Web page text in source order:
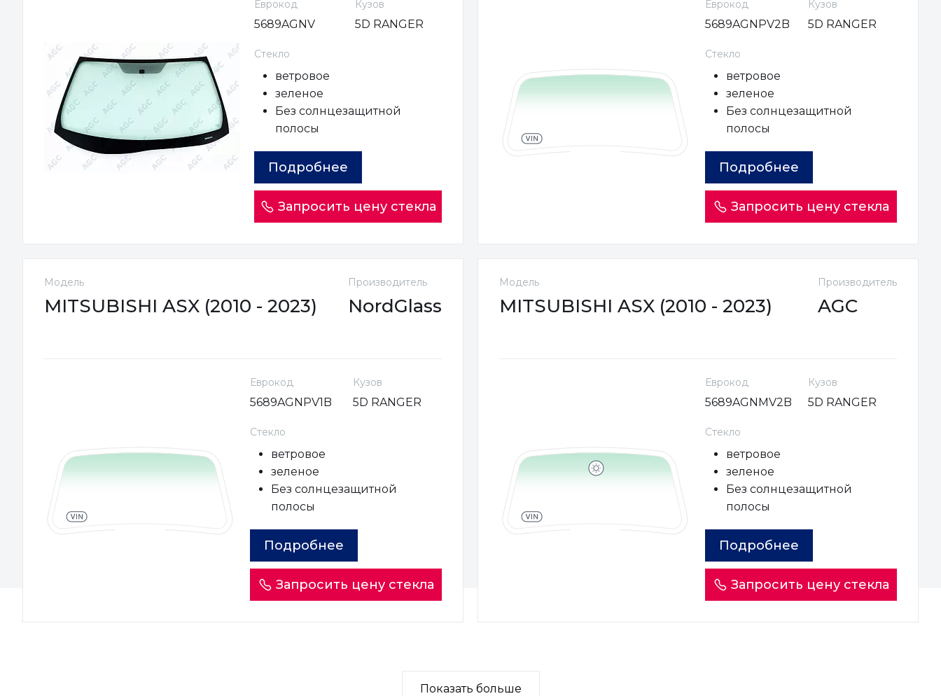
Еврокод
5689AGNV
Кузов
5D RANGER
Стекло
ветровое
зеленое
Без солнцезащитной
полосы
Подробнее
Запросить цену стекла
Еврокод
5689AGNPV2B
Кузов
5D RANGER
Стекло
ветровое
зеленое
Без солнцезащитной
полосы
Подробнее
Запросить цену стекла
Модель
MITSUBISHI ASX (2010 - 2023)
Производитель
NordGlass
Еврокод
5689AGNPV1B
Кузов
5D RANGER
Стекло
ветровое
зеленое
Без солнцезащитной
полосы
Подробнее
Запросить цену стекла
Модель
MITSUBISHI ASX (2010 - 2023)
Производитель
AGC
Еврокод
5689AGNMV2B
Кузов
5D RANGER
Стекло
ветровое
зеленое
Без солнцезащитной
полосы
Подробнее
Запросить цену стекла
Показать больше